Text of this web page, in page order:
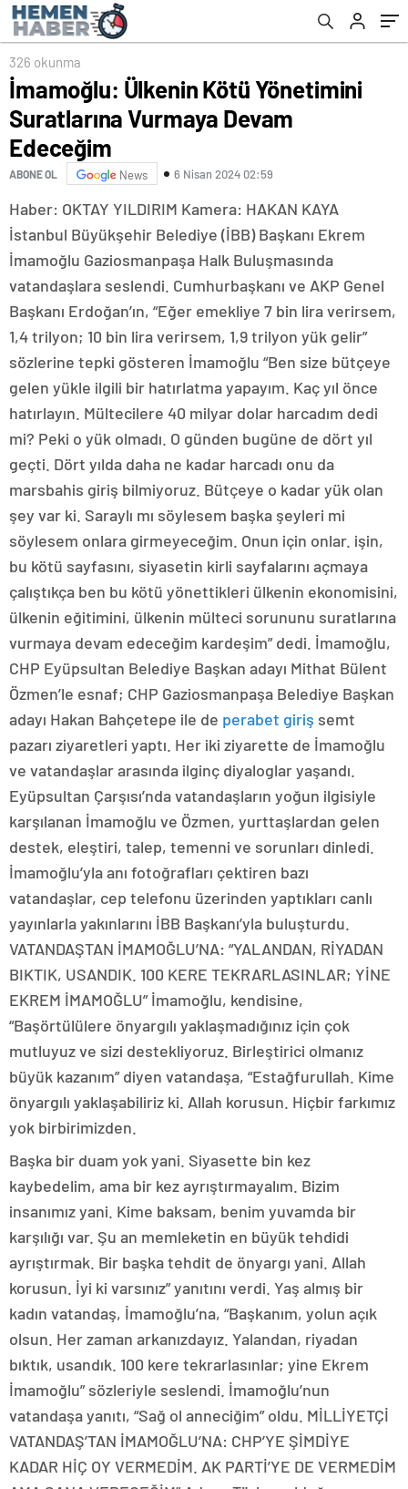
326 okunma
İmamoğlu: Ülkenin Kötü Yönetimini
Suratlarına Vurmaya Devam
Edeceğim
ABONE OL News 6 Nisan 2024 02:59
Haber: OKTAY YILDIRIM Kamera: HAKAN KAYA
İstanbul Büyükşehir Belediye (İBB) Başkanı Ekrem
İmamoğlu Gaziosmanpaşa Halk Buluşmasında
vatandaşlara seslendi. Cumhurbaşkanı ve AKP Genel
Başkanı Erdoğan’ın, “Eğer emekliye 7 bin lira verirsem,
1,4 trilyon; 10 bin lira verirsem, 1,9 trilyon yük gelir”
sözlerine tepki gösteren İmamoğlu “Ben size bütçeye
gelen yükle ilgili bir hatırlatma yapayım. Kaç yıl önce
hatırlayın. Mültecilere 40 milyar dolar harcadım dedi
mi? Peki o yük olmadı. O günden bugüne de dört yıl
geçti. Dört yılda daha ne kadar harcadı onu da
marsbahis giriş bilmiyoruz. Bütçeye o kadar yük olan
şey var ki. Saraylı mı söylesem başka şeyleri mi
söylesem onlara girmeyeceğim. Onun için onlar. işin,
bu kötü sayfasını, siyasetin kirli sayfalarını açmaya
çalıştıkça ben bu kötü yönettikleri ülkenin ekonomisini,
ülkenin eğitimini, ülkenin mülteci sorununu suratlarına
vurmaya devam edeceğim kardeşim” dedi. İmamoğlu,
CHP Eyüpsultan Belediye Başkan adayı Mithat Bülent
Özmen’le esnaf; CHP Gaziosmanpaşa Belediye Başkan
adayı Hakan Bahçetepe ile de perabet giriş semt
pazarı ziyaretleri yaptı. Her iki ziyarette de İmamoğlu
ve vatandaşlar arasında ilginç diyaloglar yaşandı.
Eyüpsultan Çarşısı’nda vatandaşların yoğun ilgisiyle
karşılanan İmamoğlu ve Özmen, yurttaşlardan gelen
destek, eleştiri, talep, temenni ve sorunları dinledi.
İmamoğlu’yla anı fotoğrafları çektiren bazı
vatandaşlar, cep telefonu üzerinden yaptıkları canlı
yayınlarla yakınlarını İBB Başkanı’yla buluşturdu.
VATANDAŞTAN İMAMOĞLU’NA: “YALANDAN, RİYADAN
BIKTIK, USANDIK. 100 KERE TEKRARLASINLAR; YİNE
EKREM İMAMOĞLU” İmamoğlu, kendisine,
“Başörtülülere önyargılı yaklaşmadığınız için çok
mutluyuz ve sizi destekliyoruz. Birleştirici olmanız
büyük kazanım” diyen vatandaşa, “Estağfurullah. Kime
önyargılı yaklaşabiliriz ki. Allah korusun. Hiçbir farkımız
yok birbirimizden.
Başka bir duam yok yani. Siyasette bin kez
kaybedelim, ama bir kez ayrıştırmayalım. Bizim
insanımız yani. Kime baksam, benim yuvamda bir
karşılığı var. Şu an memleketin en büyük tehdidi
ayrıştırmak. Bir başka tehdit de önyargı yani. Allah
korusun. İyi ki varsınız” yanıtını verdi. Yaş almış bir
kadın vatandaş, İmamoğlu’na, “Başkanım, yolun açık
olsun. Her zaman arkanızdayız. Yalandan, riyadan
bıktık, usandık. 100 kere tekrarlasınlar; yine Ekrem
İmamoğlu” sözleriyle seslendi. İmamoğlu’nun
vatandaşa yanıtı, “Sağ ol anneciğim” oldu. MİLLİYETÇİ
VATANDAŞ’TAN İMAMOĞLU’NA: CHP’YE ŞİMDİYE
KADAR HİÇ OY VERMEDİM. AK PARTİ’YE DE VERMEDİM